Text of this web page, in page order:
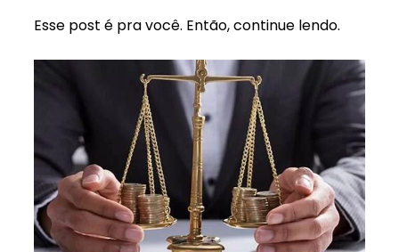
Esse post é pra você. Então, continue lendo.